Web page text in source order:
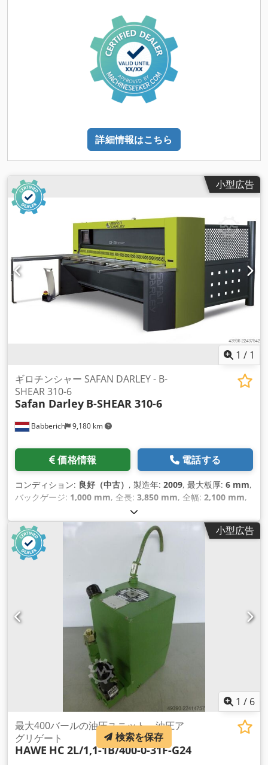
65mm - スリーブ径 80mm - 4つのトッププレッシャーローラ
ー - 4列のキックバックラッチ - 短いワークのための粘性 - 最大
ワーク幅 700mm - 最小ワーク長 300 mm - 中央給油 - スピゴ
ット径250mm - 王者 機械寸法。 190x185x165cm 重量1800kg
詳細情報はこちら
小型広告
1 / 1
Babberich 9,180 km
ギロチンシャー SAFAN DARLEY - B-
SHEAR 310-6
Safan Darley B-SHEAR 310-6
価格情報 電話する
コンディション: 良好（中古） , 製造年: 2009, 最大板厚: 6 mm,
バックゲージ: 1,000 mm, 全長: 3,850 mm, 全幅: 2,100 mm,
小型広告
1 / 6
最大400バールの油圧ユニット、油圧ア
グリゲート
HAWE HC 2L/1,1-1B/400-0-31F-G24
検索を保存